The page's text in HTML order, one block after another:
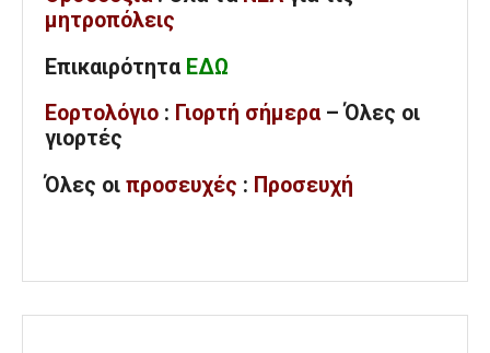
μητροπόλεις
Επικαιρότητα ΕΔΩ
Εορτολόγιο : Γιορτή σήμερα – Όλες οι
γιορτές
Όλες οι προσευχές : Προσευχή